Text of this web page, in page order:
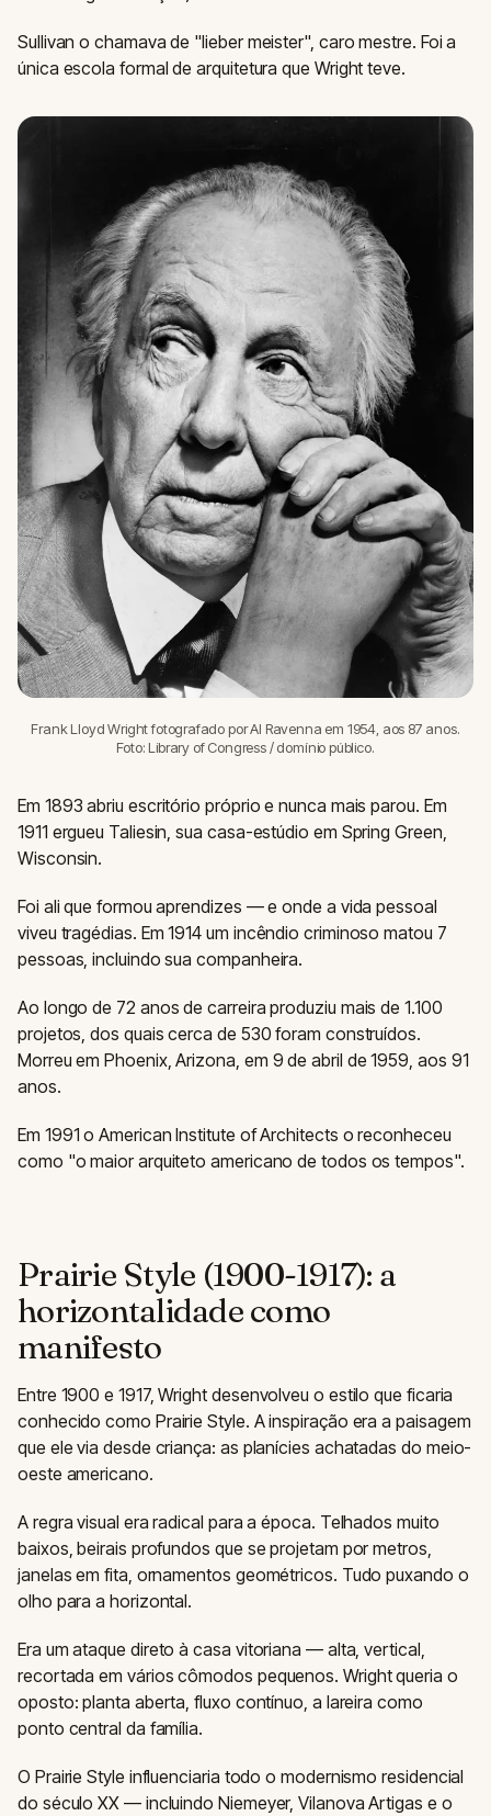
Sullivan o chamava de "lieber meister", caro mestre. Foi a
única escola formal de arquitetura que Wright teve.
Frank Lloyd Wright fotografado por Al Ravenna em 1954, aos 87 anos.
Foto: Library of Congress / domínio público.
Em 1893 abriu escritório próprio e nunca mais parou. Em
1911 ergueu Taliesin, sua casa-estúdio em Spring Green,
Wisconsin.
Foi ali que formou aprendizes — e onde a vida pessoal
viveu tragédias. Em 1914 um incêndio criminoso matou 7
pessoas, incluindo sua companheira.
Ao longo de 72 anos de carreira produziu mais de 1.100
projetos, dos quais cerca de 530 foram construídos.
Morreu em Phoenix, Arizona, em 9 de abril de 1959, aos 91
anos.
Em 1991 o American Institute of Architects o reconheceu
como "o maior arquiteto americano de todos os tempos".
Prairie Style (1900-1917): a
horizontalidade como
manifesto
Entre 1900 e 1917, Wright desenvolveu o estilo que ficaria
conhecido como Prairie Style. A inspiração era a paisagem
que ele via desde criança: as planícies achatadas do meio-
oeste americano.
A regra visual era radical para a época. Telhados muito
baixos, beirais profundos que se projetam por metros,
janelas em fita, ornamentos geométricos. Tudo puxando o
olho para a horizontal.
Era um ataque direto à casa vitoriana — alta, vertical,
recortada em vários cômodos pequenos. Wright queria o
oposto: planta aberta, fluxo contínuo, a lareira como
ponto central da família.
O Prairie Style influenciaria todo o modernismo residencial
do século XX — incluindo Niemeyer, Vilanova Artigas e o